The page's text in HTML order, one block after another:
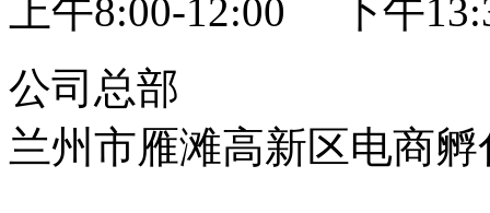
上午8:00-12:00 下午
公司总部
兰州市雁滩高新区电商孵